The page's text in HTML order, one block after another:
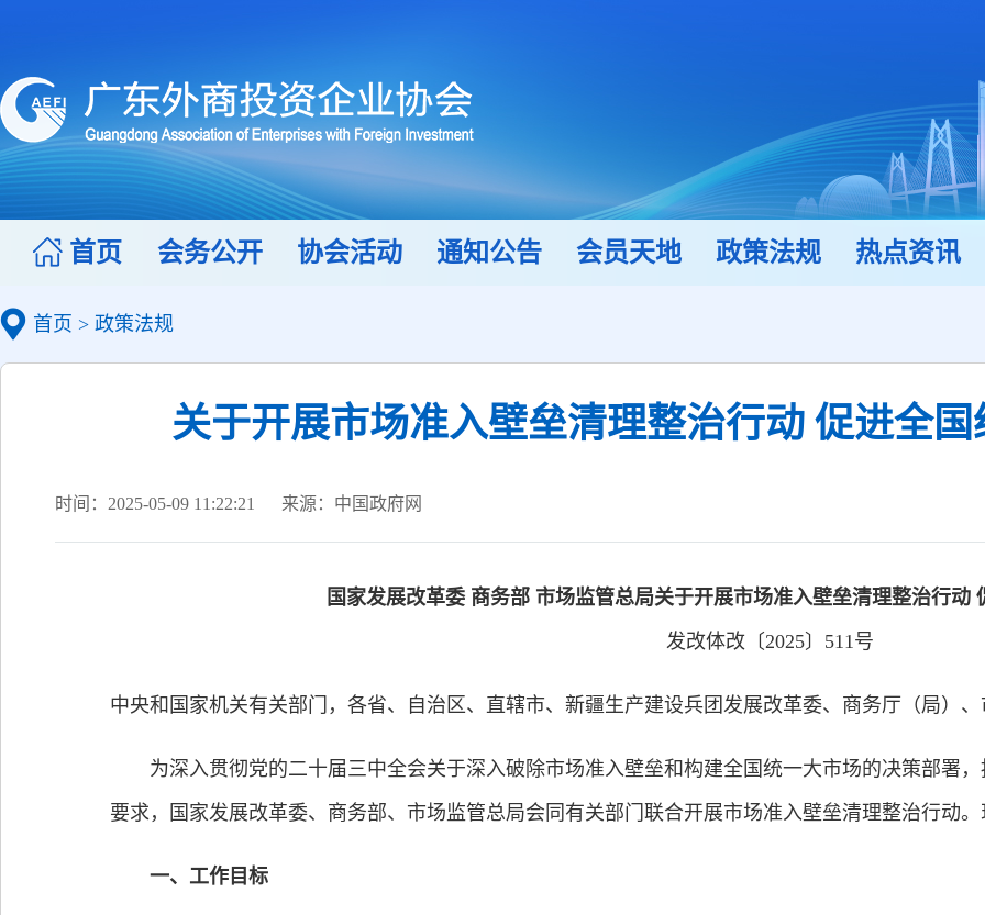
首页 会务公开 协会活动 通知公告 会员天地 政策法规 热点资讯
首页 > 政策法规
关于开展市场准入壁垒清理整治行动 促进全
时间：2025-05-09 11:22:21 来源：中国政府网
国家发展改革委 商务部 市场监管总局关于开展市场准入壁垒清理整治行动
发改体改〔2025〕511号
中央和国家机关有关部门，各省、自治区、直辖市、新疆生产建设兵团发展改革委、商务厅（局）、
为深入贯彻党的二十届三中全会关于深入破除市场准入壁垒和构建全国统一大市场的决策部署，
要求，国家发展改革委、商务部、市场监管总局会同有关部门联合开展市场准入壁垒清理整治行动。
一、工作目标